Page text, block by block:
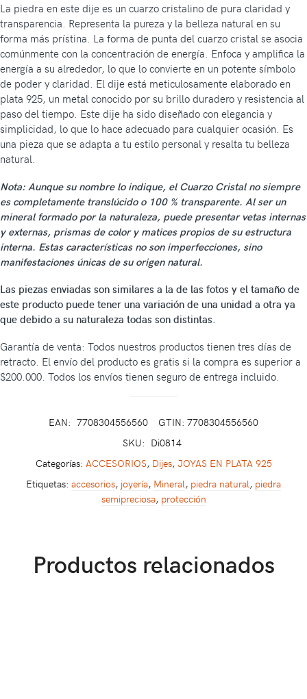
La piedra en este dije es un cuarzo cristalino de pura claridad y
transparencia. Representa la pureza y la belleza natural en su
forma más prístina. La forma de punta del cuarzo cristal se asocia
comúnmente con la concentración de energía. Enfoca y amplifica la
energía a su alrededor, lo que lo convierte en un potente símbolo
de poder y claridad. El dije está meticulosamente elaborado en
plata 925, un metal conocido por su brillo duradero y resistencia al
paso del tiempo. Este dije ha sido diseñado con elegancia y
simplicidad, lo que lo hace adecuado para cualquier ocasión. Es
una pieza que se adapta a tu estilo personal y resalta tu belleza
natural.
Nota: Aunque su nombre lo indique, el Cuarzo Cristal no siempre
es completamente translúcido o 100 % transparente. Al ser un
mineral formado por la naturaleza, puede presentar vetas internas
y externas, prismas de color y matices propios de su estructura
interna. Estas características no son imperfecciones, sino
manifestaciones únicas de su origen natural.
Las piezas enviadas son similares a la de las fotos y el tamaño de
este producto puede tener una variación de una unidad a otra ya
que debido a su naturaleza todas son distintas.
Garantía de venta: Todos nuestros productos tienen tres días de
retracto. El envío del producto es gratis si la compra es superior a
$200.000. Todos los envíos tienen seguro de entrega incluido.
EAN: 7708304556560
GTIN: 7708304556560
SKU: Di0814
Categorías: ACCESORIOS, Dijes, JOYAS EN PLATA 925
Etiquetas: accesorios, joyería, Mineral, piedra natural, piedra
semipreciosa, protección
Productos relacionados